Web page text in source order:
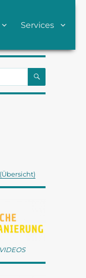
Services
SUCHEN